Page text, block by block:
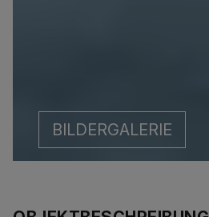
BILDERGALERIE